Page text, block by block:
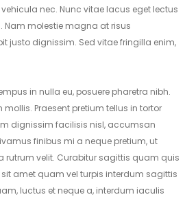
nec. Nunc vitae lacus eget lectus
Nam molestie magna at risus
justo dignissim. Sed vitae fringilla enim,
in nulla eu, posuere pharetra nibh.
Praesent pretium tellus in tortor
dignissim facilisis nisl, accumsan
finibus mi a neque pretium, ut
rutrum velit. Curabitur sagittis quam quis
amet quam vel turpis interdum sagittis
luctus et neque a, interdum iaculis